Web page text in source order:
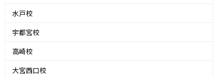
水戸校
宇都宮校
高崎校
大宮西口校